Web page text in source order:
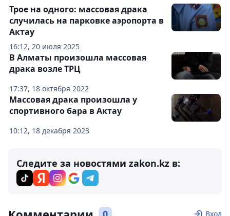
16:12, 20 июля 2025
Трое на одного: массовая драка
случилась на парковке аэропорта в
Актау
17:37, 18 октября 2022
В Алматы произошла массовая
драка возле ТРЦ
10:12, 18 декабря 2023
Массовая драка произошла у
спортивного бара в Актау
Следите за новостями zakon.kz в:
Вход